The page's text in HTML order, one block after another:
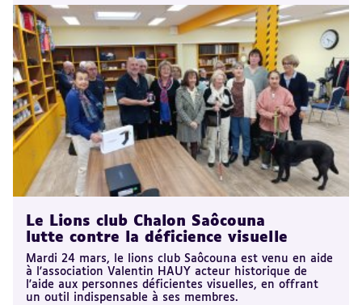
Le Lions club Chalon Saôcouna
lutte contre la déficience visuelle
Mardi 24 mars, le lions club Saôcouna est venu en aide
à l'association Valentin HAUY acteur historique de
l'aide aux personnes déficientes visuelles, en offrant
un outil indispensable à ses membres.